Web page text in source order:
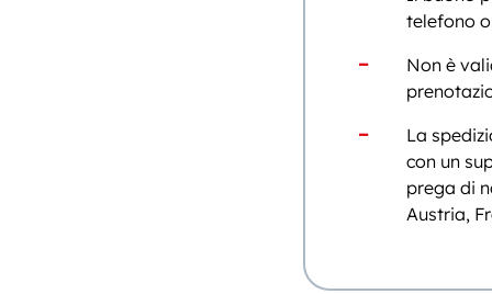
telefono
Non è
La
con un
prega di
Austria,